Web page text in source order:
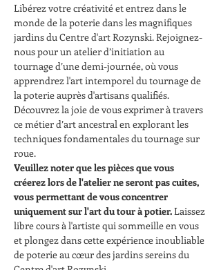
Libérez votre créativité et entrez dans le
monde de la poterie dans les magnifiques
jardins du Centre d'art Rozynski. Rejoignez-
nous pour un atelier d’initiation au
tournage d’une demi-journée, où vous
apprendrez l'art intemporel du tournage de
la poterie auprès d'artisans qualifiés.
Découvrez la joie de vous exprimer à travers
ce métier d’art ancestral en explorant les
techniques fondamentales du tournage sur
roue.
Veuillez noter que les pièces que vous
créerez lors de l'atelier ne seront pas cuites,
vous permettant de vous concentrer
uniquement sur l'art du tour à potier. Laissez
libre cours à l'artiste qui sommeille en vous
et plongez dans cette expérience inoubliable
de poterie au cœur des jardins sereins du